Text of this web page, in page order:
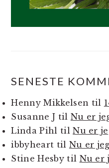
SENESTE
Henny Mikkelsen til
Susanne J til Nu er
Linda Pihl tilNu er
ibbyheart til Nu er
Stine Hesbytil Nu er